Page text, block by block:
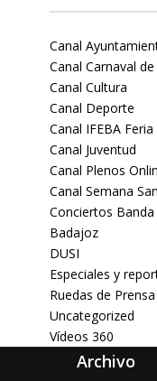
Canal
Canal Carnaval
Canal Cultura
Canal Deporte
Canal IFEBA
Canal Juventud
Canal Plenos
Canal Semana
Conciertos
Badajoz
DUSI
Especiales y
Ruedas de Prensa
Uncategorized
Vídeos 360
Archivo